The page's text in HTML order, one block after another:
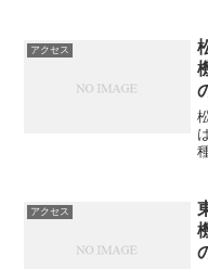
アクセス
アクセス